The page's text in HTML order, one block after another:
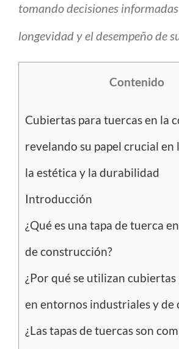
tomando decisiones
longevidad y el desempeño de
Contenido
Cubiertas para tuercas en la
revelando su papel crucial en
la estética y la durabilidad
Introducción
¿Qué es una tapa de tuerca
de construcción?
¿Por qué se utilizan
en entornos industriales y de
¿Las tapas de tuercas son